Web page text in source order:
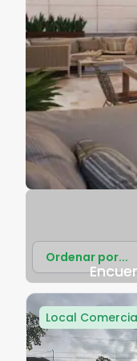
Ordenar por...
Local